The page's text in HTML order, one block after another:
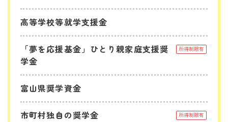
高等学校等就学支援金
「夢を応援基金」ひとり親家庭支援奨
学金
所得制限有
富山県奨学資金
市町村独自の奨学金 所得制限有